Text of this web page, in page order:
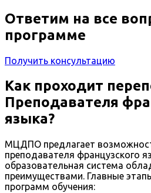
Ответим на все
программе
Получить консультацию
Как проходит
Преподавателя
языка?
МЦДПО предлагает
преподавателя французского
образовательная система
преимуществами. Главные
программ обучения: